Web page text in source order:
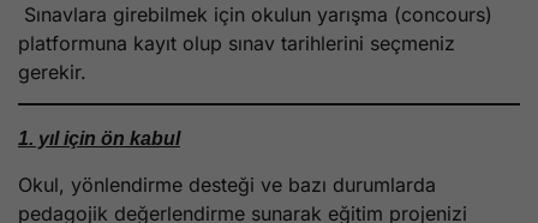
Sınavlara girebilmek için okulun yarışma (concours)
platformuna kayıt olup sınav tarihlerini seçmeniz
gerekir.
1. yıl için ön kabul
Okul, yönlendirme desteği ve bazı durumlarda
pedagojik değerlendirme sunarak eğitim projenizi